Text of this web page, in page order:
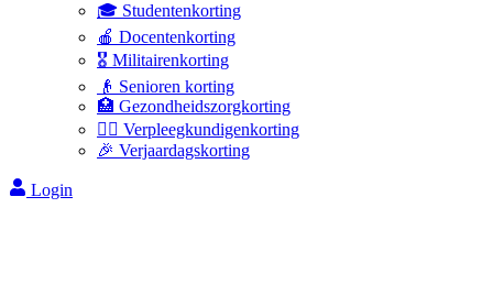
🎓 Studentenkorting
🍎 Docentenkorting
🎖️ Militairenkorting
👴 Senioren korting
🏥 Gezondheidszorgkorting
👩‍⚕️ Verpleegkundigenkorting
🎉 Verjaardagskorting
Login